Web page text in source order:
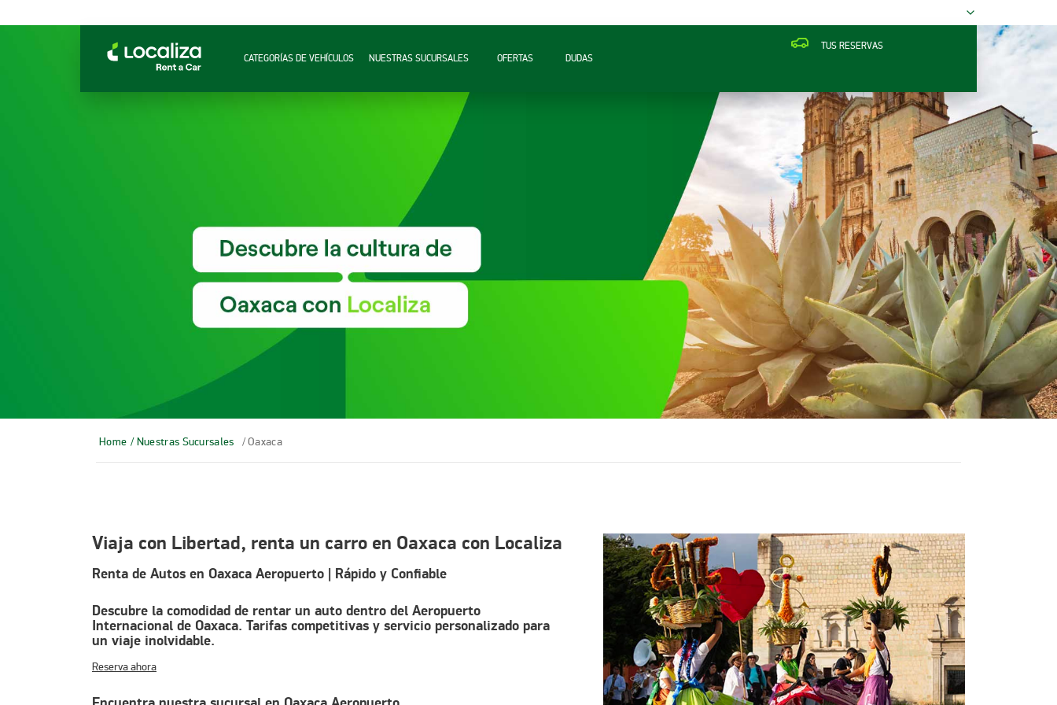
TUS RESERVAS
CATEGORÍAS DE VEHÍCULOS
NUESTRAS SUCURSALES OFERTAS DUDAS
Home / Nuestras Sucursales / Oaxaca
Viaja con Libertad, renta un carro en Oaxaca con Localiza
Renta de Autos en Oaxaca Aeropuerto | Rápido y Confiable
Descubre la comodidad de rentar un auto dentro del Aeropuerto
Internacional de Oaxaca. Tarifas competitivas y servicio personalizado para
un viaje inolvidable.
Reserva ahora